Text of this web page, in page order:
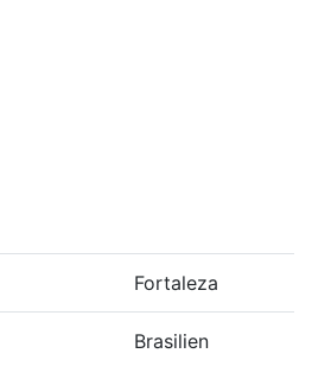
Fortaleza
Brasilien